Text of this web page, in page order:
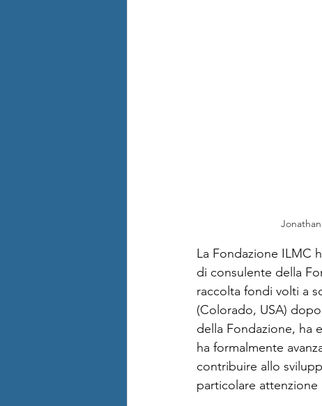
La Fondazione ILMC
di consulente della
raccolta fondi volti a
(Colorado, USA)
della Fondazione, ha
ha formalmente
contribuire allo
particolare attenzione